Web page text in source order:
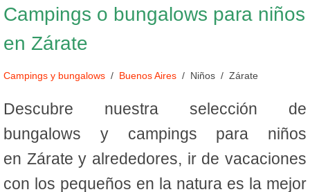
Campings o bungalows para niños
en Zárate
Campings y bungalows Buenos Aires Niños Zárate
Descubre nuestra selección de
bungalows y campings para niños
en Zárate y alrededores, ir de vacaciones
con los pequeños en la natura es la mejor